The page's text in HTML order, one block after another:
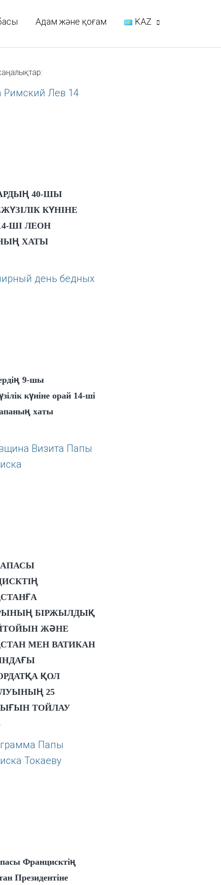
Адам және қоғам KAZ
40-ШЫ
КҮНІНЕ
ШІ ЛЕОН
ХАТЫ
9-шы
күніне орай 14-ші
хаты
БІРЖЫЛДЫҚ
ЖӘНЕ
МЕН ВАТИКАН
ҚОЛ
25
ТОЙЛАУ
Францисктің
Президентіне